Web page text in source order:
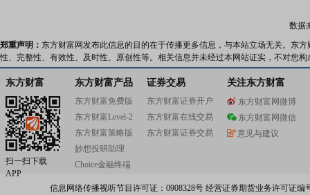
数据
郑重声明： 东方财富网发布此信息的目的在于传播更多信息，与本站立场无关。东
性、完整性、有效性、及时性、原创性等。相关信息并未经过本网站证实，不对您
东方财富
扫一扫下载
APP
东方财富产品
东方财富免费版
东方财富Level-2
东方财富策略版
妙想投研助理
Choice金融终端
证券交易
东方财富证券开户
东方财富在线交易
东方财富证券交易
关注东方财富
东方财富网微博
东方财富网微信
意见与建议
信息网络传播视听节目许可证：0908328号 经营证券期货业务许可证编